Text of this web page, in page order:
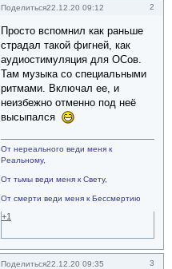
Поделиться 2
22.12.20 09:12
Просто вспомнил как раньше
страдал такой фигней, как
аудиостимуляция для ОСов.
Там музыка со специальными
ритмами. Включал ее, и
неизбежно отменно под неё
высыпался
От нереального веди меня к
Реальному,
От тьмы веди меня к Свету,
От смерти веди меня к Бессмертию
+1
Поделиться 3
22.12.20 09:35